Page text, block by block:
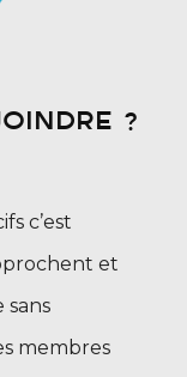
?
c’est
et
sans
membres